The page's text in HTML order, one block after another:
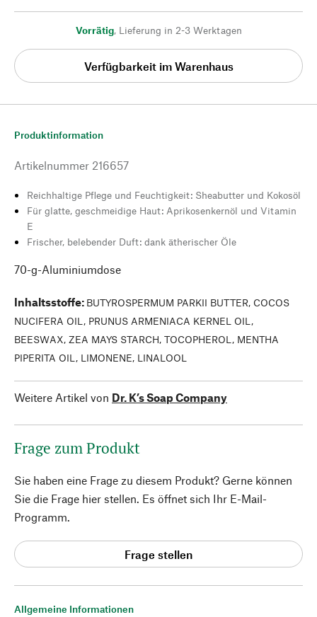
Vorrätig, Lieferung in 2-3 Werktagen
Verfügbarkeit im Warenhaus
Allgemeine Informationen
Produktinformation
Artikelnummer 216657
Reichhaltige Pflege und Feuchtigkeit: Sheabutter und Kokosöl
Für glatte, geschmeidige Haut: Aprikosenkernöl und Vitamin
E
Frischer, belebender Duft: dank ätherischer Öle
70-g-Aluminiumdose
Inhaltsstoffe: BUTYROSPERMUM PARKII BUTTER, COCOS
NUCIFERA OIL, PRUNUS ARMENIACA KERNEL OIL,
BEESWAX, ZEA MAYS STARCH, TOCOPHEROL, MENTHA
PIPERITA OIL, LIMONENE, LINALOOL
Weitere Artikel von Dr. K’s Soap Company
Frage zum Produkt
Sie haben eine Frage zu diesem Produkt? Gerne können
Sie die Frage hier stellen. Es öffnet sich Ihr E-Mail-
Programm.
Frage stellen